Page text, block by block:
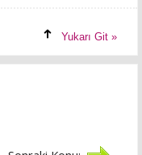
Yukarı Git »